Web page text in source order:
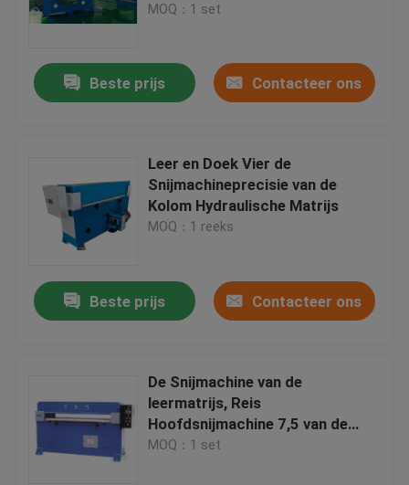
Gezichtsmasker/Poederdonsje
MOQ：1 set
Beste prijs Contacteer ons
Leer en Doek Vier de
Snijmachineprecisie van de
Kolom Hydraulische Matrijs
MOQ：1 reeks
Beste prijs Contacteer ons
De Snijmachine van de
leermatrijs, Reis
Hoofdsnijmachine 7,5 van de
Motorkw Macht
MOQ：1 set